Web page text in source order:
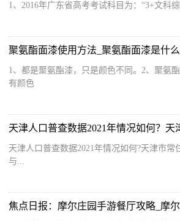
1、2016年广东省高考考试科目为：“3+文科
聚氨酯面漆使用方法_聚氨酯面漆是什
1、都是聚氨酯漆，只是颜色不同。2、聚氨
有颜色
天津人口普查数据2021年情况如何?天津市常
与...
焦点日报：摩尔庄园手游餐厅攻略_摩